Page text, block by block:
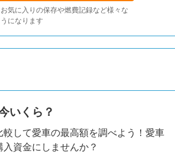
気に入りの保存や燃費記録など様々な
になります
いくら？
較して愛車の最高額を調べよう！愛車
資金にしませんか？